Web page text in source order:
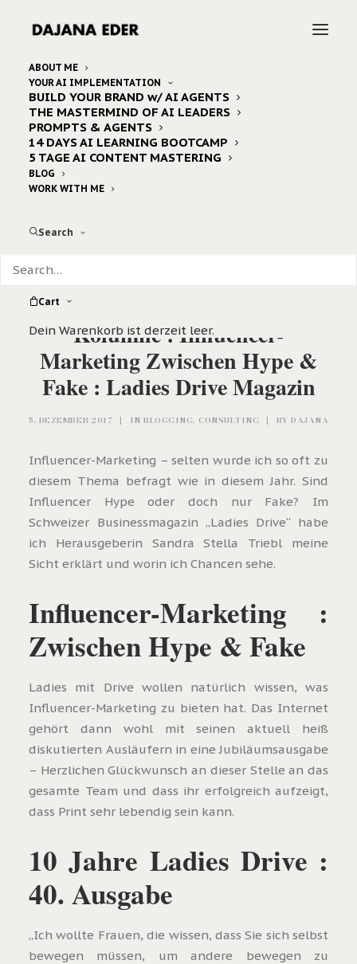
ABOUT ME
YOUR AI IMPLEMENTATION
BUILD YOUR BRAND w/ AI AGENTS
THE MASTERMIND OF AI LEADERS
PROMPTS & AGENTS
14 DAYS AI LEARNING BOOTCAMP
5 TAGE AI CONTENT MASTERING
BLOG
WORK WITH ME
Search
Cart
Dein Warenkorb ist derzeit leer.
Kolumne : Influencer-
Marketing Zwischen Hype &
Fake : Ladies Drive Magazin
5. DEZEMBER 2017 | IN BLOGGING, CONSULTING | BY DAJANA
Influencer-Marketing – selten wurde ich so oft zu
diesem Thema befragt wie in diesem Jahr. Sind
Influencer Hype oder doch nur Fake? Im
Schweizer Businessmagazin „Ladies Drive“ habe
ich Herausgeberin Sandra Stella Triebl meine
Sicht erklärt und worin ich Chancen sehe.
Influencer-Marketing :
Zwischen Hype & Fake
Ladies mit Drive wollen natürlich wissen, was
Influencer-Marketing zu bieten hat. Das Internet
gehört dann wohl mit seinen aktuell heiß
diskutierten Ausläufern in eine Jubiläumsausgabe
– Herzlichen Glückwunsch an dieser Stelle an das
gesamte Team und dass ihr erfolgreich aufzeigt,
dass Print sehr lebendig sein kann.
10 Jahre Ladies Drive :
40. Ausgabe
„Ich wollte Frauen, die wissen, dass Sie sich selbst
bewegen müssen, um andere bewegen zu